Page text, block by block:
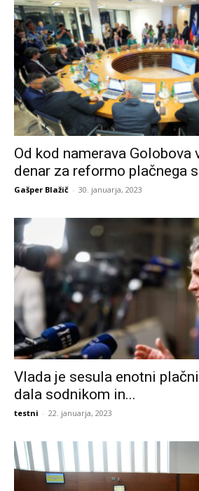
Od kod namerava Golobova
denar za reformo plačnega
Gašper Blažič - 30. januarja, 2023
Vlada je sesula enotni
dala sodnikom in...
testni - 22. januarja, 2023